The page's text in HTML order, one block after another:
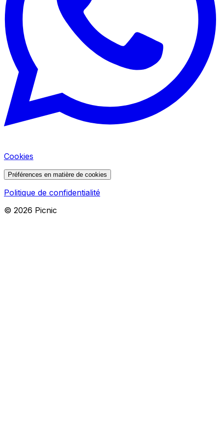
Cookies
Préférences en matière de cookies
Politique de confidentialité
© 2026 Picnic